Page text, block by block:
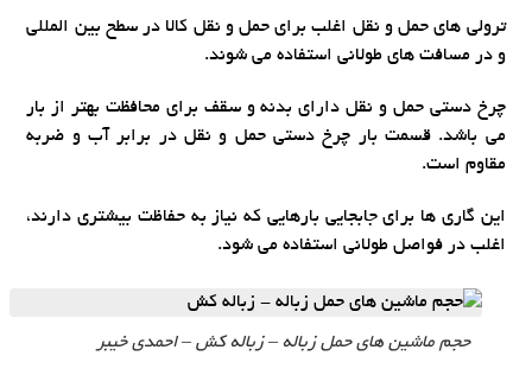
ترولی های حمل و نقل اغلب برای حمل و نقل کالا در سطح بین المللی
و در مسافت های طولانی استفاده می شوند.
چرخ دستی حمل و نقل دارای بدنه و سقف برای محافظت بهتر از بار
می باشد. قسمت بار چرخ دستی حمل و نقل در برابر آب و ضربه
مقاوم است.
این گاری ها برای جابجایی بارهایی که نیاز به حفاظت بیشتری دارند،
اغلب در فواصل طولانی استفاده می شود.
حجم ماشین های حمل زباله – زباله کش – احمدی خیبر